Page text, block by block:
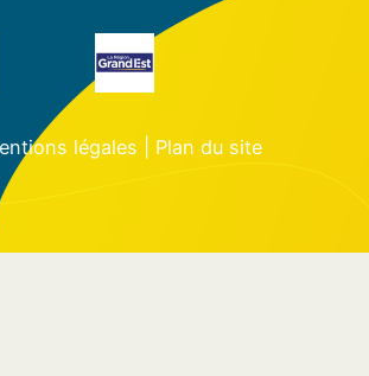
légales Plan du site